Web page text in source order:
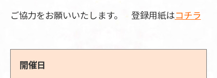
ご協力をお願いいたします。 登録用紙はコチラ
開催日